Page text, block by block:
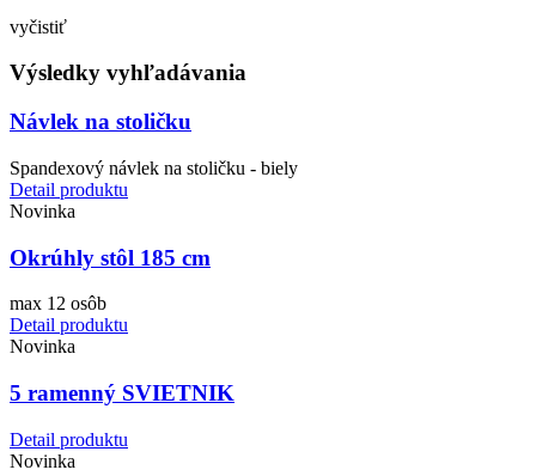
vyčistiť
Výsledky vyhľadávania
Návlek na stoličku
Spandexový návlek na stoličku - biely
Detail produktu
Novinka
Okrúhly stôl 185 cm
max 12 osôb
Detail produktu
Novinka
5 ramenný SVIETNIK
Detail produktu
Novinka